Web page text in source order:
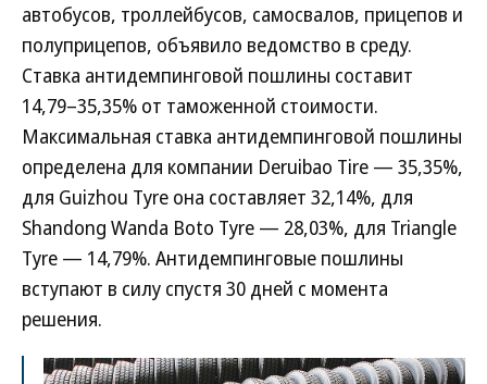
автобусов, троллейбусов, самосвалов, прицепов и
полуприцепов, объявило ведомство в среду.
Ставка антидемпинговой пошлины составит
14,79–35,35% от таможенной стоимости.
Максимальная ставка антидемпинговой пошлины
определена для компании Deruibao Tire — 35,35%,
для Guizhou Tyre она составляет 32,14%, для
Shandong Wanda Boto Tyre — 28,03%, для Triangle
Tyre — 14,79%. Антидемпинговые пошлины
вступают в силу спустя 30 дней с момента
решения.